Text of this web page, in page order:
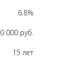
6.8%
000 руб.
15 лет